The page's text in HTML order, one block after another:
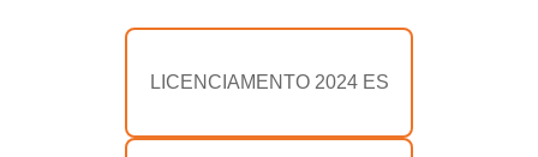
LICENCIAMENTO 2024 ES